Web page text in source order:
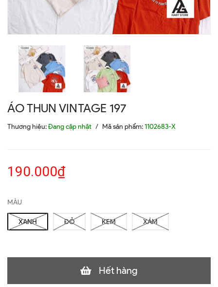
ÁO THUN VINTAGE 197
Thương hiệu:Đang cập nhật / Mã sản phẩm:1102683-X
190.000₫
MÀU
XANH ĐỎ KEM XÁM
Hết hàng